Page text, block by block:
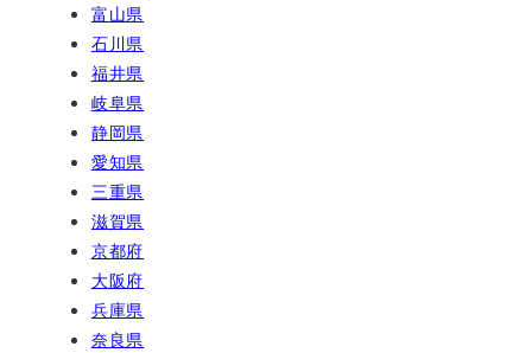
富山県
石川県
福井県
岐阜県
静岡県
愛知県
三重県
滋賀県
京都府
大阪府
兵庫県
奈良県